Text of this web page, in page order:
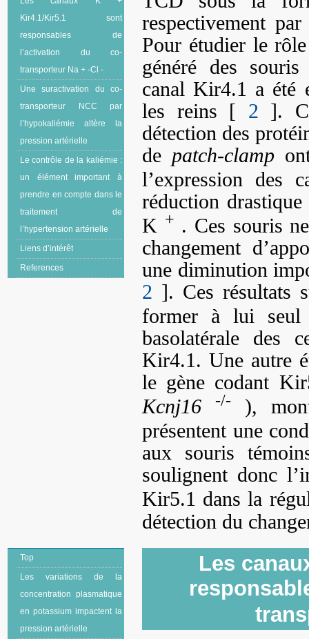
Kir4.1/Kir5.1 sont
responsables de
l’activation du co-
transporteur Na + -Cl -
Une suractivation du co-
transporteur NCC par
l’hypokaliémie altère la
pression artérielle
Le contrôle de la kaliémie :
un élément important à
prendre en compte dans le
traitement de
l’hypertension artérielle
Liens d’intérêt
References
respectivement
Pour étudier le
généré des
canal Kir4.1 a été
les reins [ 2 ].
détection des
de patch-clamp
l’expression
réduction drastique
K + . Ces souris
changement
une diminution
2 ]. Ces résultats
former à lui
basolatérale des
Kir4.1. Une autre
le gène codant
Kcnj16
-/-
),
présentent une
aux souris
soulignent donc
Kir5.1 dans la
détection du
Top
Les variations de la
concentration plasmatique
en potassium impactent la
pression artérielle
Les